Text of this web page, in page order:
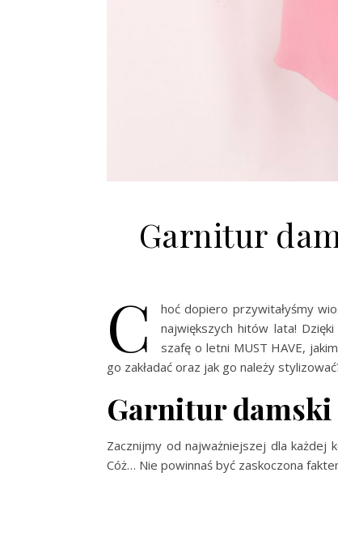
Garnitur
C
hoć dopiero przywitałyśmy
największych hitów lata!
szafę o letni MUST HAVE,
go zakładać oraz jak go należy
Garnitur damski
Zacznijmy od najważniejszej dla
Cóż… Nie powinnaś być zaskoczona